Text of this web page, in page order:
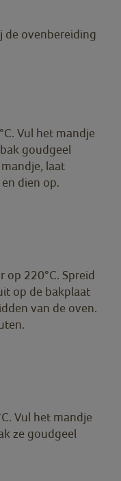
de ovenbereiding
Vul het mandje
goudgeel
laat
dien op.
op 220°C. Spreid
op de bakplaat
van de oven.
Vul het mandje
ze goudgeel